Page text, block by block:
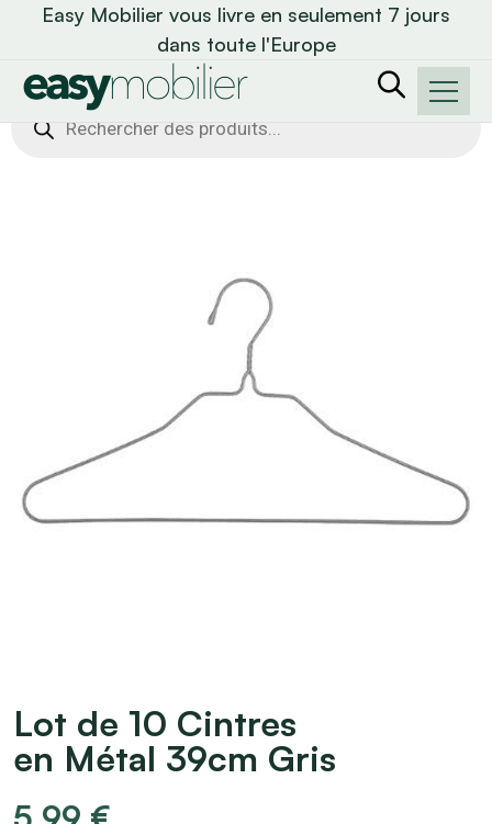
Easy Mobilier vous livre en seulement 7 jours
dans toute l'Europe
Recherche
de
Lot de 10 Cintres
en Métal 39cm Gris